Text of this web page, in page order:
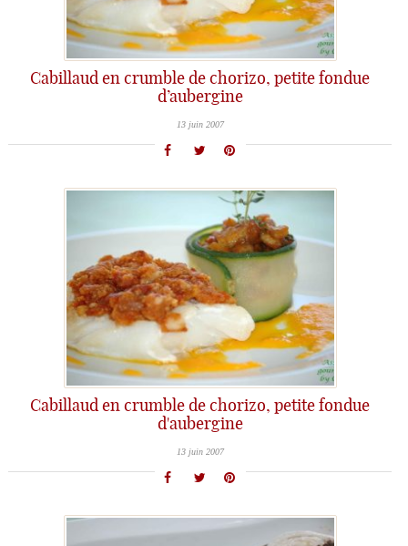
Cabillaud en crumble de chorizo, petite fondue
d’aubergine
13 juin 2007
Cabillaud en crumble de chorizo, petite fondue
d'aubergine
13 juin 2007